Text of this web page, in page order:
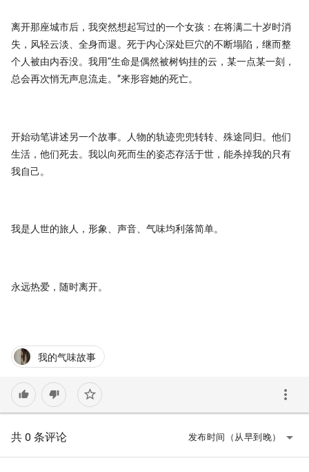
离开那座城市后，我突然想起写过的一个女孩：在将满二十岁时消
失，风轻云淡、全身而退。死于内心深处巨穴的不断塌陷，继而整
个人被由内吞没。我用“生命是偶然被树钩挂的云，某一点某一刻，
总会再次悄无声息流走。”来形容她的死亡。
开始动笔讲述另一个故事。人物的轨迹兜兜转转、殊途同归。他们
生活，他们死去。我以向死而生的姿态存活于世，能杀掉我的只有
我自己。
我是人世的旅人，形象、声音、气味均利落简单。
永远热爱，随时离开。
我的气味故事
thumb_up thumb_down star_border more_vert
共 0 条评论 发布时间（从早到晚） arrow_drop_down